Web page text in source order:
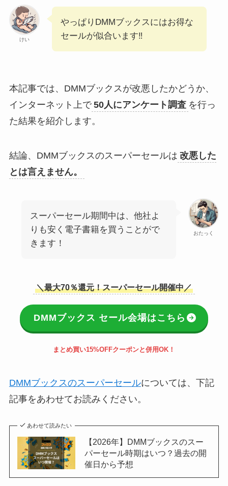
けい
やっぱりDMMブックスにはお得な
セールが似合います‼
本記事では、DMMブックスが改悪したかどうか、
インターネット上で 50人にアンケート調査 を行っ
た結果を紹介します。
結論、DMMブックスのスーパーセールは 改悪した
とは言えません。
おたっく
スーパーセール期間中は、他社よ
りも安く電子書籍を買うことがで
きます！
＼最大70％還元！スーパーセール開催中／
DMMブックス セール会場はこちら
まとめ買い15%OFFクーポンと併用OK！
DMMブックスのスーパーセールについては、下記
記事をあわせてお読みください。
あわせて読みたい
【2026年】DMMブックスのスー
パーセール時期はいつ？過去の開
催日から予想